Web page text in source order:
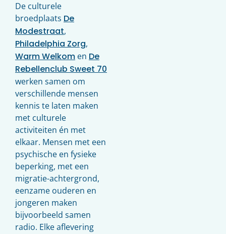
De culturele
broedplaats De
Modestraat,
Philadelphia Zorg,
Warm Welkom en De
Rebellenclub Sweet 70
werken samen om
verschillende mensen
kennis te laten maken
met culturele
activiteiten én met
elkaar. Mensen met een
psychische en fysieke
beperking, met een
migratie-achtergrond,
eenzame ouderen en
jongeren maken
bijvoorbeeld samen
radio. Elke aflevering